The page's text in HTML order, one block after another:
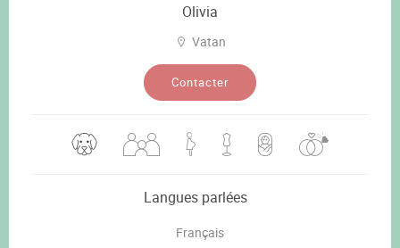
Olivia
Vatan
Contacter
Langues parlées
Français